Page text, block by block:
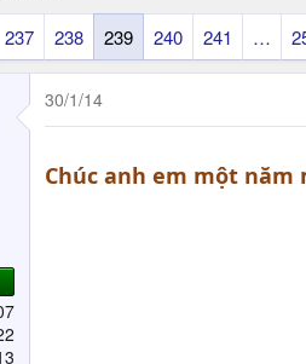
237 238 239 240 241 …
30/1/14
Chúc anh em một